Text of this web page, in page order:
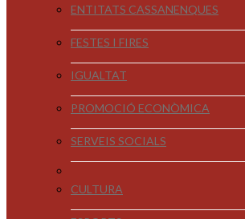
ENTITATS CASSANENQUES
FESTES I FIRES
IGUALTAT
PROMOCIÓ ECONÒMICA
SERVEIS SOCIALS
CULTURA